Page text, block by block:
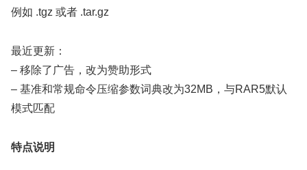
例如 .tgz 或者 .tar.gz
最近更新：
– 移除了广告，改为赞助形式
– 基准和常规命令压缩参数词典改为32MB，与RAR5默认
模式匹配
特点说明